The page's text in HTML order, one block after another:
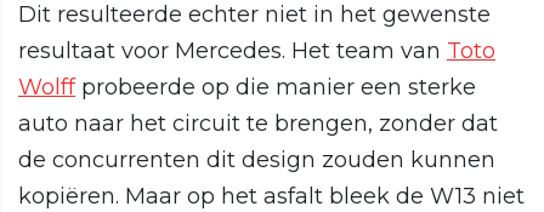
Dit resulteerde echter niet in het gewenste
resultaat voor Mercedes. Het team van Toto
Wolffprobeerde op die manier een sterke
auto naar het circuit te brengen, zonder dat
de concurrenten dit design zouden kunnen
kopiëren. Maar op het asfalt bleek de W13 niet